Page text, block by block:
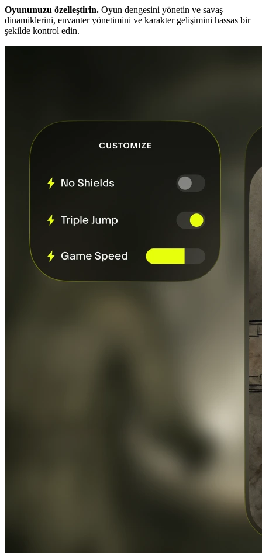
Oyununuzu özelleştirin. Oyun dengesini yönetin ve savaş
dinamiklerini, envanter yönetimini ve karakter gelişimini hassas bir
şekilde kontrol edin.